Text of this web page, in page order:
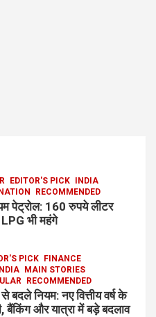
EDITOR'S PICK
INDIA
NATION RECOMMENDED
पेट्रोल: 160 रुपये लीटर
भी महंगे
PICK
FINANCE
INDIA
MAIN STORIES
RECOMMENDED
नियम: नए वित्तीय वर्ष के
बैंकिंग और यात्रा में बड़े बदलाव